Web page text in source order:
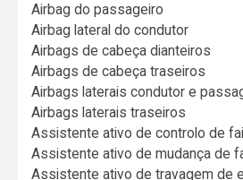
Airbag do passageiro
Airbag lateral do condutor
Airbags de cabeça dianteiros
Airbags de cabeça traseiros
Airbags laterais condutor e
Airbags laterais traseiros
Assistente ativo de controlo de
Assistente ativo de mudança de
Assistente ativo de travagem de